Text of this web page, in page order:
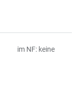
im NF: keine